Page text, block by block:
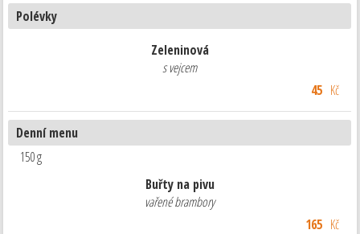
Polévky
Zeleninová
s vejcem
45 Kč
Denní menu
150 g
Buřty na pivu
vařené brambory
165 Kč